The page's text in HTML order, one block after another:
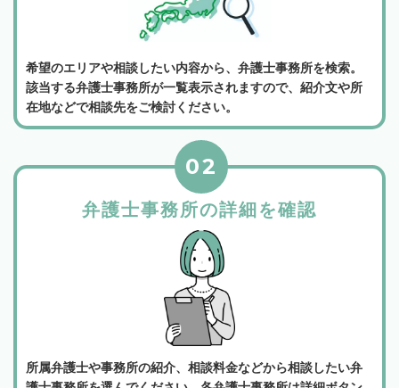
希望のエリアや相談したい内容から、弁護士事務所を検索。
該当する弁護士事務所が一覧表示されますので、紹介文や所
在地などで相談先をご検討ください。
弁護士事務所の詳細を確認
02
所属弁護士や事務所の紹介、相談料金などから相談したい弁